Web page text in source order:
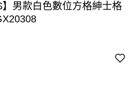
】男款白色數位方格紳士格
衫 JGX20308